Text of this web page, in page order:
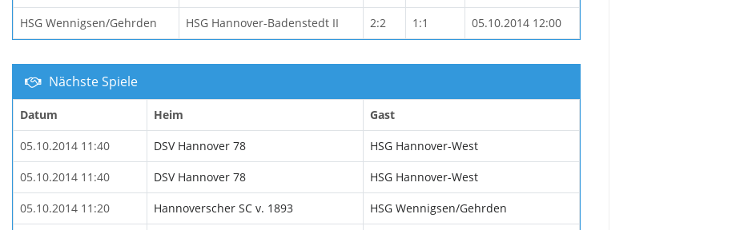
HSG Wennigsen/Gehrden HSG Hannover-Badenstedt II 2:2 1:1 05.10.2014 12:00
Nächste Spiele
Datum Heim Gast
05.10.2014 11:40 DSV Hannover 78 HSG Hannover-West
05.10.2014 11:40 DSV Hannover 78 HSG Hannover-West
05.10.2014 11:20 Hannoverscher SC v. 1893 HSG Wennigsen/Gehrden